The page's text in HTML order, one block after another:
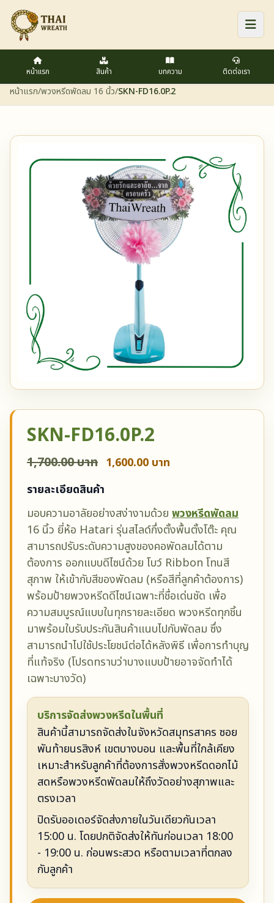
หน้าแรก สินค้า บทความ ติดต่อเรา
หน้าแรก/พวงหรีดพัดลม 16 นิ้ว/SKN-FD16.0P.2
SKN-FD16.0P.2
1,700.00 บาท 1,600.00 บาท
รายละเอียดสินค้า
มอบความอาลัยอย่างสง่างามด้วย พวงหรีดพัดลม
16 นิ้ว ยี่ห้อ Hatari รุ่นสไลด์กึ่งตั้งพื้นตั้งโต๊ะ คุณ
สามารถปรับระดับความสูงของคอพัดลมได้ตาม
ต้องการ ออกแบบดีไซน์ด้วย โบว์ Ribbon โทนสี
สุภาพ ให้เข้ากับสีของพัดลม (หรือสีที่ลูกค้าต้องการ)
พร้อมป้ายพวงหรีดดีไซน์เฉพาะที่ชื่อเด่นชัด เพื่อ
ความสมบูรณ์แบบในทุกรายละเอียด พวงหรีดทุกชิ้น
มาพร้อมใบรับประกันสินค้าแนบไปกับพัดลม ซึ่ง
สามารถนำไปใช้ประโยชน์ต่อได้หลังพิธี เพื่อการทำบุญ
ที่แท้จริง (โปรดทราบว่าบางแบบป้ายอาจจัดทำได้
เฉพาะบางวัด)
บริการจัดส่งพวงหรีดในพื้นที่
สินค้านี้สามารถจัดส่งในจังหวัดสมุทรสาคร ซอย
พันท้ายนรสิงห์ เขตบางบอน และพื้นที่ใกล้เคียง
เหมาะสำหรับลูกค้าที่ต้องการสั่งพวงหรีดดอกไม้
สดหรือพวงหรีดพัดลมให้ถึงวัดอย่างสุภาพและ
ตรงเวลา
ปิดรับออเดอร์จัดส่งภายในวันเดียวกันเวลา
15:00 น. โดยปกติจัดส่งให้ทันก่อนเวลา 18:00
- 19:00 น. ก่อนพระสวด หรือตามเวลาที่ตกลง
กับลูกค้า